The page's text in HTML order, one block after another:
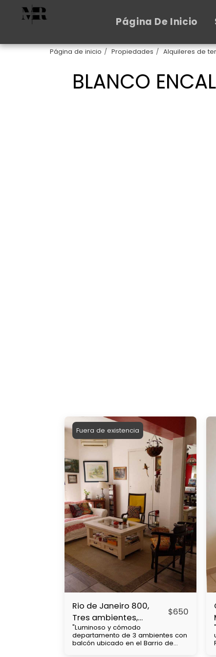
Página De Inicio
Página de inicio Propiedades Alquileres de
BLANCO
Fuera de existencia
Rio de Janeiro 800,
Tres ambientes,
Caballito
$650
"Luminoso y cómodo
departamento de 3 ambientes con
balcón ubicado en el Barrio de